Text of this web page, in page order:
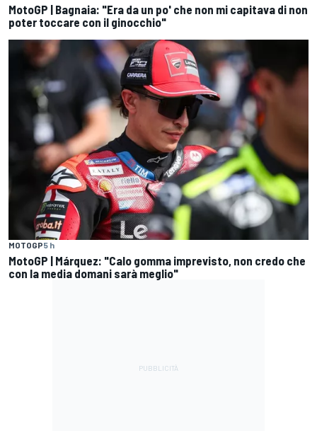
MotoGP | Bagnaia: "Era da un po' che non mi capitava di non
poter toccare con il ginocchio"
MOTOGP5 h
MotoGP | Márquez: "Calo gomma imprevisto, non credo che
con la media domani sarà meglio"